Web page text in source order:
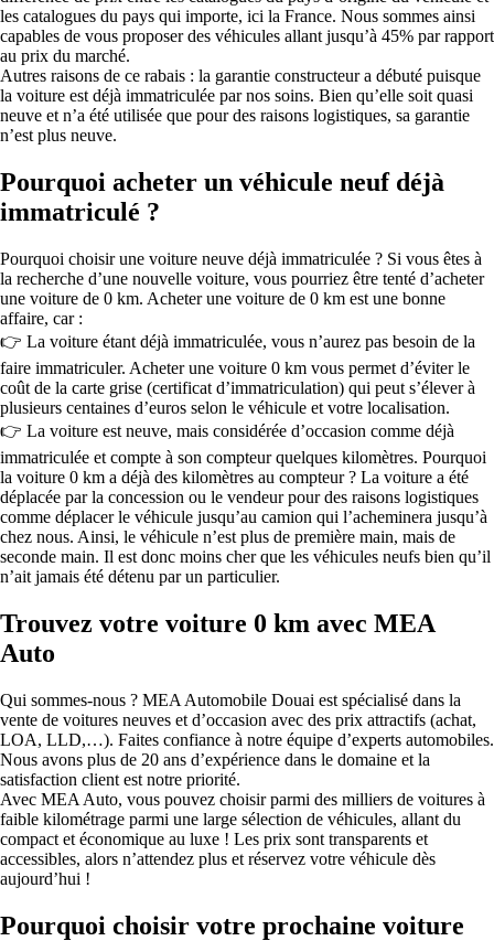
les catalogues du pays qui importe, ici la France. Nous sommes ainsi
capables de vous proposer des véhicules allant jusqu’à 45% par rapport
au prix du marché.
Autres raisons de ce rabais : la garantie constructeur a débuté puisque
la voiture est déjà immatriculée par nos soins. Bien qu’elle soit quasi
neuve et n’a été utilisée que pour des raisons logistiques, sa garantie
n’est plus neuve.
Pourquoi acheter un véhicule neuf déjà
immatriculé ?
Pourquoi choisir une voiture neuve déjà immatriculée ? Si vous êtes à
la recherche d’une nouvelle voiture, vous pourriez être tenté d’acheter
une voiture de 0 km. Acheter une voiture de 0 km est une bonne
affaire, car :
👉 La voiture étant déjà immatriculée, vous n’aurez pas besoin de la
faire immatriculer. Acheter une voiture 0 km vous permet d’éviter le
coût de la carte grise (certificat d’immatriculation) qui peut s’élever à
plusieurs centaines d’euros selon le véhicule et votre localisation.
👉 La voiture est neuve, mais considérée d’occasion comme déjà
immatriculée et compte à son compteur quelques kilomètres. Pourquoi
la voiture 0 km a déjà des kilomètres au compteur ? La voiture a été
déplacée par la concession ou le vendeur pour des raisons logistiques
comme déplacer le véhicule jusqu’au camion qui l’acheminera jusqu’à
chez nous. Ainsi, le véhicule n’est plus de première main, mais de
seconde main. Il est donc moins cher que les véhicules neufs bien qu’il
n’ait jamais été détenu par un particulier.
Trouvez votre voiture 0 km avec MEA
Auto
Qui sommes-nous ? MEA Automobile Douai est spécialisé dans la
vente de voitures neuves et d’occasion avec des prix attractifs (achat,
LOA, LLD,…). Faites confiance à notre équipe d’experts automobiles.
Nous avons plus de 20 ans d’expérience dans le domaine et la
satisfaction client est notre priorité.
Avec MEA Auto, vous pouvez choisir parmi des milliers de voitures à
faible kilométrage parmi une large sélection de véhicules, allant du
compact et économique au luxe ! Les prix sont transparents et
accessibles, alors n’attendez plus et réservez votre véhicule dès
aujourd’hui !
Pourquoi choisir votre prochaine voiture